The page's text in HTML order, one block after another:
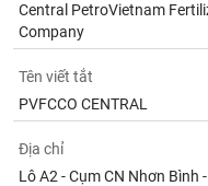
Central PetroVietnam
Company
Tên viết tắt
PVFCCO CENTRAL
Địa chỉ
Lô A2 - Cụm CN Nhơn Bình